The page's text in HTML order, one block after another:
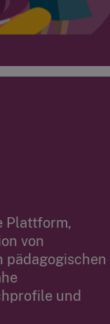
Plattform,
von
pädagogischen
und